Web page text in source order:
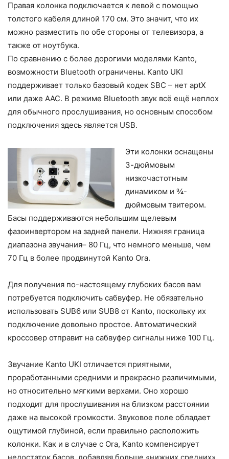
Правая колонка подключается к левой с помощью
толстого кабеля длиной 170 см. Это значит, что их
можно разместить по обе стороны от телевизора, а
также от ноутбука.
По сравнению с более дорогими моделями Kanto,
возможности Bluetooth ограничены. Kanto UKI
поддерживает только базовый кодек SBC – нет aptX
или даже AAC. В режиме Bluetooth звук всё ещё неплох
для обычного прослушивания, но основным способом
подключения здесь является USB.
Эти колонки оснащены
3-дюймовым
низкочастотным
динамиком и ¾-
дюймовым твитером.
Басы поддерживаются небольшим щелевым
фазоинвертором на задней панели. Нижняя граница
диапазона звучания– 80 Гц, что немного меньше, чем
70 Гц в более продвинутой Kanto Ora.
Для получения по-настоящему глубоких басов вам
потребуется подключить сабвуфер. Не обязательно
использовать SUB6 или SUB8 от Kanto, поскольку их
подключение довольно простое. Автоматический
кроссовер отправит на сабвуфер сигналы ниже 100 Гц.
Звучание Kanto UKI отличается приятными,
проработанными средними и прекрасно различимыми,
но относительно мягкими верхами. Оно хорошо
подходит для прослушивания на близком расстоянии
даже на высокой громкости. Звуковое поле обладает
ощутимой глубиной, если правильно расположить
колонки. Как и в случае с Ora, Kanto компенсирует